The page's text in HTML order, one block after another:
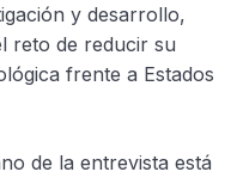
y desarrollo,
reto de reducir su
frente a Estados
de la entrevista está